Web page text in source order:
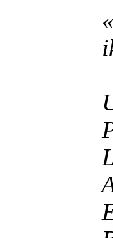
«Jarri
ikus
Lehen